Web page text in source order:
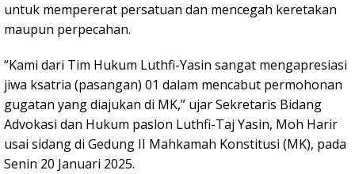
untuk mempererat persatuan dan mencegah keretakan
maupun perpecahan.
“Kami dari Tim Hukum Luthfi-Yasin sangat mengapresiasi
jiwa ksatria (pasangan) 01 dalam mencabut permohonan
gugatan yang diajukan di MK,” ujar Sekretaris Bidang
Advokasi dan Hukum paslon Luthfi-Taj Yasin, Moh Harir
usai sidang di Gedung II Mahkamah Konstitusi (MK), pada
Senin 20 Januari 2025.